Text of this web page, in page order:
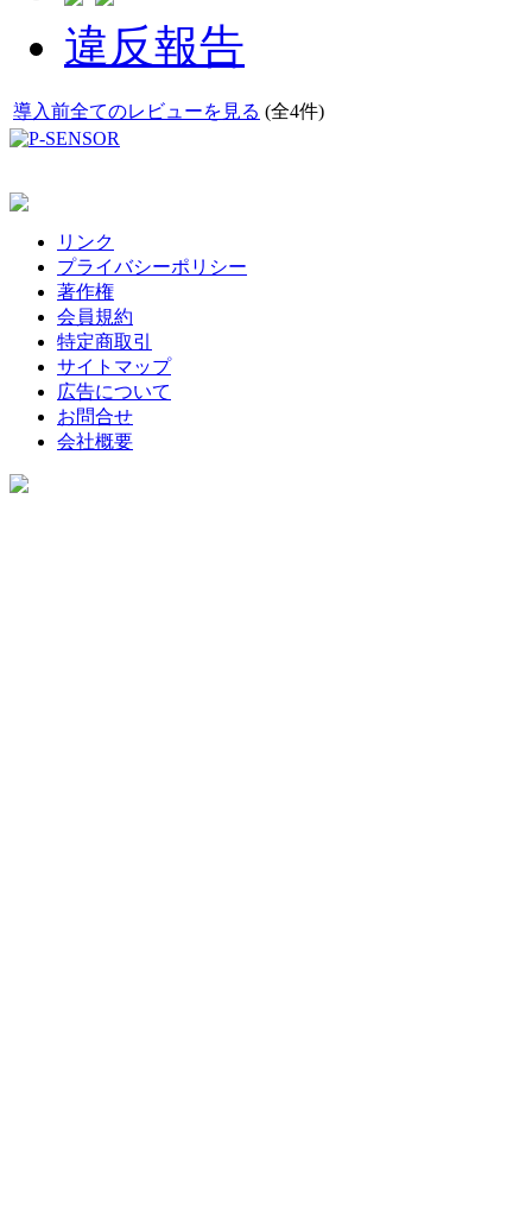
違反報告
導入前全てのレビューを見る (全4件)
リンク
プライバシーポリシー
著作権
会員規約
特定商取引
サイトマップ
広告について
お問合せ
会社概要